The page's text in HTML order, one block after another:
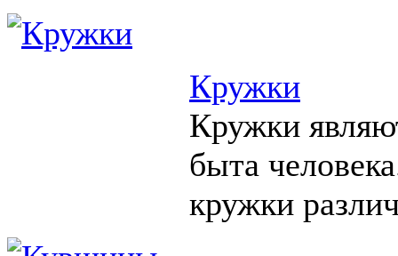
Кружки
Кружки
быта
кружки